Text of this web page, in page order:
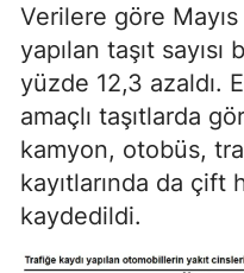
Verilere göre
yapılan taşıt
yüzde 12,3 azaldı.
amaçlı taşıtlarda
kamyon, otobüs,
kayıtlarında da çift
kaydedildi.